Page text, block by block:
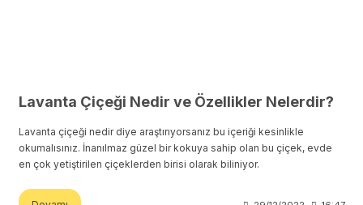
Lavanta Çiçeği Nedir ve Özellikler Nelerdir?
Lavanta çiçeği nedir diye araştırıyorsanız bu içeriği kesinlikle
okumalısınız. İnanılmaz güzel bir kokuya sahip olan bu çiçek, evde
en çok yetiştirilen çiçeklerden birisi olarak biliniyor.